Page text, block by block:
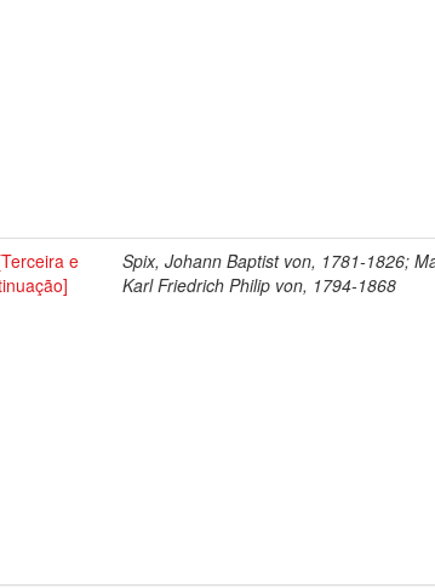
e
Spix, Johann Baptist von, 1781-1826;
Karl Friedrich Philip von, 1794-1868